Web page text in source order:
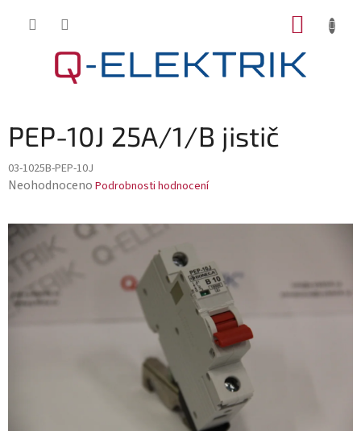
PEP-10J 25A/1/B jistič
03-1025B-PEP-10J
Průměrné
produktu
je
5
hvězdiček.
Neohodnoceno Podrobnosti hodnocení